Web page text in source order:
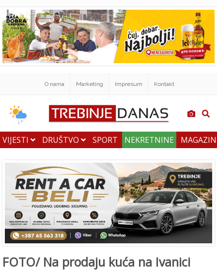
O nama Marketing Impresum Kontakt
VIJESTI DRUŠTVO SPORT NEKRETNINE
FOTO/ Na prodaju kuća na Ivanici